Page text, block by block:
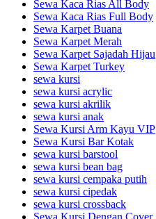
Sewa Kaca Rias All Body
Sewa Kaca Rias Full Body
Sewa Karpet Buana
Sewa Karpet Merah
Sewa Karpet Sajadah Hijau
Sewa Karpet Turkey
sewa kursi
sewa kursi acrylic
sewa kursi akrilik
sewa kursi anak
Sewa Kursi Arm Kayu VIP
Sewa Kursi Bar Kotak
sewa kursi barstool
sewa kursi bean bag
sewa kursi cempaka putih
sewa kursi cipedak
sewa kursi crossback
Sewa Kursi Dengan Cover